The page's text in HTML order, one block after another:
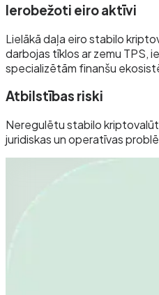
Ierobežoti eiro aktīvi
Lielākā daļa eiro stabilo
darbojas tīklos ar zemu TPS,
specializētām finanšu
Atbilstības riski
Neregulētu stabilo
juridiskas un operatīvas